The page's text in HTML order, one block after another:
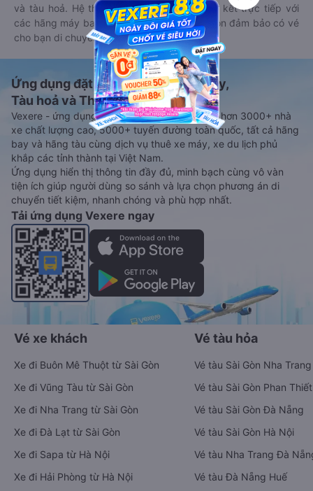
và tàu hoả. Hệ thống của Goyolo được liên kết trực tiếp với
các hãng máy bay, xe khách và tàu hoả, luôn đảm bảo có vé
cho bạn di chuyển.
Ứng dụng đặt vé Xe khách, Máy bay,
Tàu hoả và Thuê xe
Vexere - ứng dụng đặt vé đa phương tiện với hơn 3000+ nhà
xe chất lượng cao, 5000+ tuyến đường toàn quốc, tất cả hãng
bay và hãng tàu cùng dịch vụ thuê xe máy, xe du lịch phủ
khắp các tỉnh thành tại Việt Nam.
Ứng dụng hiển thị thông tin đầy đủ, minh bạch cùng vô vàn
tiện ích giúp người dùng so sánh và lựa chọn phương án di
chuyển tiết kiệm, nhanh chóng và phù hợp nhất.
Tải ứng dụng Vexere ngay
Vé xe khách
Xe đi Buôn Mê Thuột từ Sài Gòn
Xe đi Vũng Tàu từ Sài Gòn
Xe đi Nha Trang từ Sài Gòn
Xe đi Đà Lạt từ Sài Gòn
Xe đi Sapa từ Hà Nội
Xe đi Hải Phòng từ Hà Nội
Vé tàu hỏa
Vé tàu Sài Gòn Nha Trang
Vé tàu Sài Gòn Phan Thiết
Vé tàu Sài Gòn Đà Nẵng
Vé tàu Sài Gòn Hà Nội
Vé tàu Nha Trang Đà
Vé tàu Đà Nẵng Huế